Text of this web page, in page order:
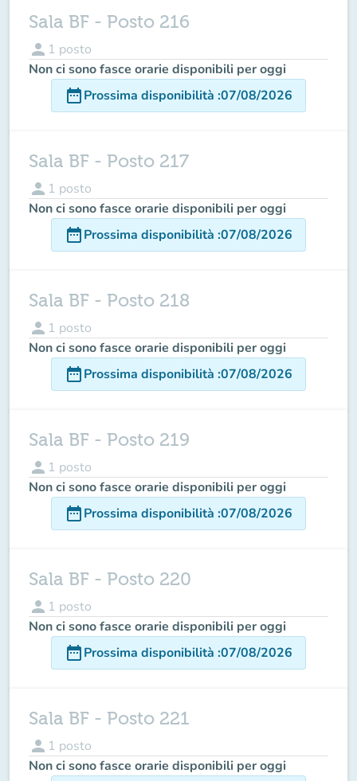
Sala BF - Posto 216
person 1 posto
Non ci sono fasce orarie disponibili per oggi
date_rangeProssima disponibilità :07/08/2026
Sala BF - Posto 217
person 1 posto
Non ci sono fasce orarie disponibili per oggi
date_rangeProssima disponibilità :07/08/2026
Sala BF - Posto 218
person 1 posto
Non ci sono fasce orarie disponibili per oggi
date_rangeProssima disponibilità :07/08/2026
Sala BF - Posto 219
person 1 posto
Non ci sono fasce orarie disponibili per oggi
date_rangeProssima disponibilità :07/08/2026
Sala BF - Posto 220
person 1 posto
Non ci sono fasce orarie disponibili per oggi
date_rangeProssima disponibilità :07/08/2026
Sala BF - Posto 221
person 1 posto
Non ci sono fasce orarie disponibili per oggi